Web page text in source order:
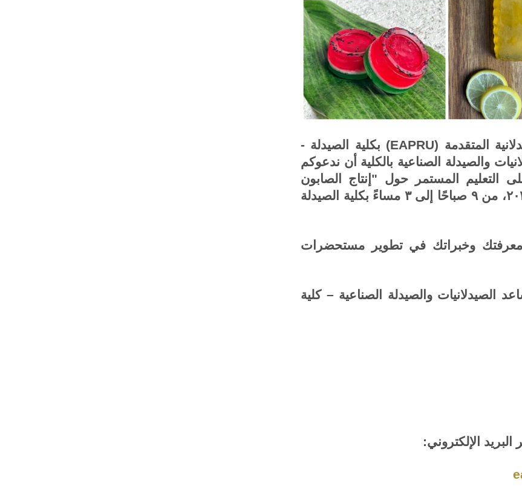
المتقدمة (EAPRU) بكلية الصيدلة -
والصيدلة الصناعية بالكلية أن ندعوكم
المستمر حول "إنتاج الصابون
الطبيعي " يوم الأربعاء الموافق ١٩ يوليو ٢٠٢٣، من ٩ صباحًا إلى ٣ مساءً بكلية الصيدلة
معرفتك وخبراتك في تطوير مستحضرات
والصيدلة الصناعية – كلية
الإلكتروني: